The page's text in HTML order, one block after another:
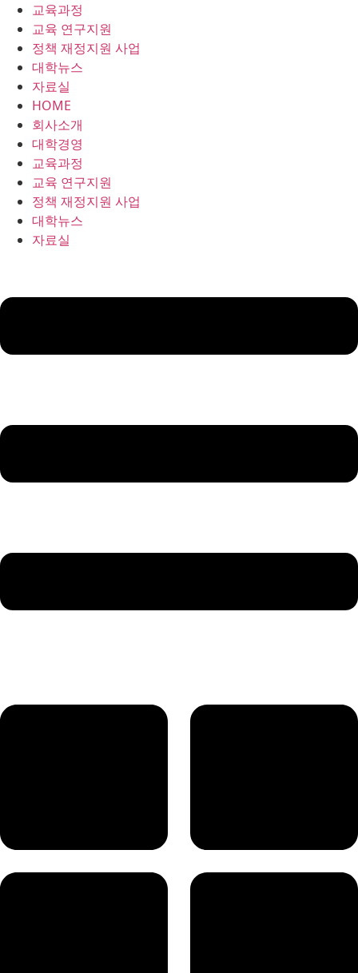
교육과정
교육 연구지원
정책 재정지원 사업
대학뉴스
자료실
HOME
회사소개
대학경영
교육과정
교육 연구지원
정책 재정지원 사업
대학뉴스
자료실